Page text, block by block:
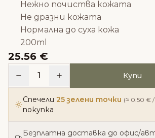
Нежно почиства кожата
Не дразни кожата
Нормална до суха кожа
200ml
25.56 €
1 Купи
Спечели 25 зелени точки (≈ 0.50 €
покупка
Безплатна доставка до офис/